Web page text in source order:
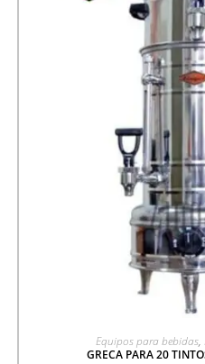
AGREGAR A
Equipos para bebidas,
GRECA PARA 20